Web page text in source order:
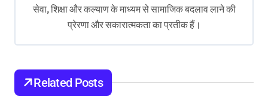
o
n
सेवा, शिक्षा और कल्याण के माध्यम से सामाजिक बदलाव लाने की
प्रेरणा और सकारात्मकता का प्रतीक हैं।
Related Posts